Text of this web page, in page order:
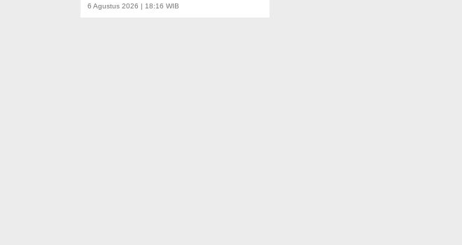
6 Agustus 2026 | 18:16 WIB